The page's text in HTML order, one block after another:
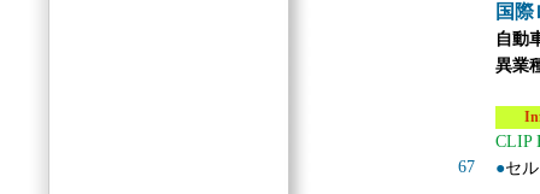
国
自動
異業
CLIP
67
●セ